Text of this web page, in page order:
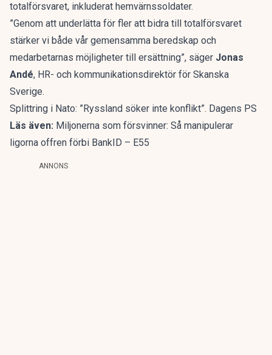
totalförsvaret, inkluderat hemvärnssoldater.
”Genom att underlätta för fler att bidra till totalförsvaret
stärker vi både vår gemensamma beredskap och
medarbetarnas möjligheter till ersättning”, säger Jonas
Andé, HR- och kommunikationsdirektör för Skanska
Sverige.
Splittring i Nato: ”Ryssland söker inte konflikt”. Dagens PS
Läs även: Miljonerna som försvinner: Så manipulerar
ligorna offren förbi BankID – E55
ANNONS